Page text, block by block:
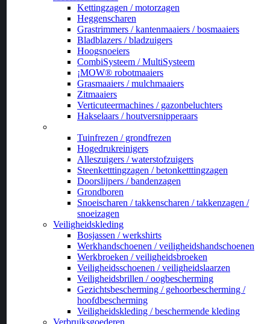
Kettingzagen / motorzagen
Heggenscharen
Grastrimmers / kantenmaaiers / bosmaaiers
Bladblazers / bladzuigers
Hoogsnoeiers
CombiSysteem / MultiSysteem
¡MOW® robotmaaiers
Grasmaaiers / mulchmaaiers
Zitmaaiers
Verticuteermachines / gazonbeluchters
Hakselaars / houtversnipperaars
Tuinfrezen / grondfrezen
Hogedrukreinigers
Alleszuigers / waterstofzuigers
Steenketttingzagen / betonketttingzagen
Doorslijpers / bandenzagen
Grondboren
Snoeischaren / takkenscharen / takkenzagen /
snoeizagen
Veiligheidskleding
Bosjassen / werkshirts
Werkhandschoenen / veiligheidshandschoenen
Werkbroeken / veiligheidsbroeken
Veiligheidsschoenen / veiligheidslaarzen
Veiligheidsbrillen / oogbescherming
Gezichtsbescherming / gehoorbescherming /
hoofdbescherming
Veiligheidskleding / beschermende kleding